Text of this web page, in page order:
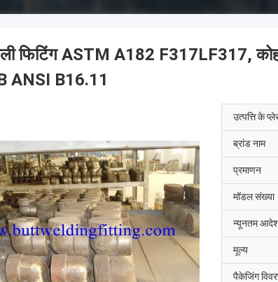
फिटिंग ASTM A182 F317LF317,
ANSI B16.11
उत्पत्ति के
ब्रांड नाम
प्रमाणन
मॉडल संख्या
न्यूनतम आदेश
मूल्य
पैकेजिंग